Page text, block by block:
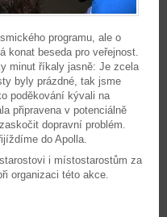
programu, ale o
konat beseda pro veřejnost.
minut říkaly jasně: Je zcela
byly prázdné, tak jsme
poděkování kývali na
připravena v potenciálně
dopravní problém.
do Apolla.
i místostarostům za
organizaci této akce.